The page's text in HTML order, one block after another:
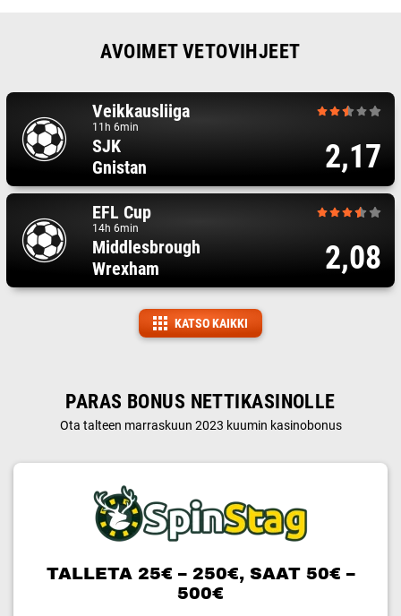
AVOIMET VETOVIHJEET
Veikkausliiga
11h 6min
SJK
Gnistan
2,17
EFL Cup
14h 6min
Middlesbrough
Wrexham
2,08
KATSO KAIKKI
PARAS BONUS NETTIKASINOLLE
Ota talteen marraskuun 2023 kuumin kasinobonus
TALLETA 25€ – 250€, SAAT 50€ –
500€